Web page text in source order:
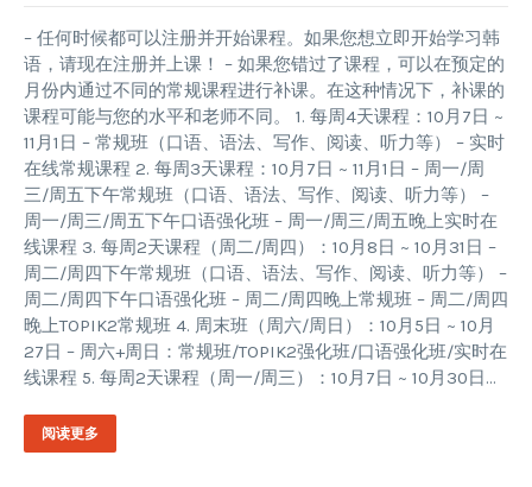
– 任何时候都可以注册并开始课程。如果您想立即开始学习韩
语，请现在注册并上课！ – 如果您错过了课程，可以在预定的
月份内通过不同的常规课程进行补课。在这种情况下，补课的
课程可能与您的水平和老师不同。 1. 每周4天课程：10月7日 ~
11月1日 – 常规班（口语、语法、写作、阅读、听力等） – 实时
在线常规课程 2. 每周3天课程：10月7日 ~ 11月1日 – 周一/周
三/周五下午常规班（口语、语法、写作、阅读、听力等） –
周一/周三/周五下午口语强化班 – 周一/周三/周五晚上实时在
线课程 3. 每周2天课程（周二/周四）：10月8日 ~ 10月31日 –
周二/周四下午常规班（口语、语法、写作、阅读、听力等） –
周二/周四下午口语强化班 – 周二/周四晚上常规班 – 周二/周四
晚上TOPIK2常规班 4. 周末班（周六/周日）：10月5日 ~ 10月
27日 – 周六+周日：常规班/TOPIK2强化班/口语强化班/实时在
线课程 5. 每周2天课程（周一/周三）：10月7日 ~ 10月30日…
阅读更多